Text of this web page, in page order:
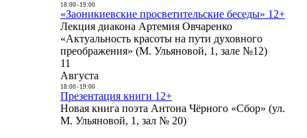
18:00- 19:00
«Заоникиевские просветительские беседы» 12+
Лекция диакона Артемия Овчаренко
«Актуальность красоты на пути духовного
преображения» (М. Ульяновой, 1, зале №12)
11
Августа
18:00- 19:00
Презентация книги 12+
Новая книга поэта Антона Чёрного «Сбор» (ул.
М. Ульяновой, 1, зал № 20)